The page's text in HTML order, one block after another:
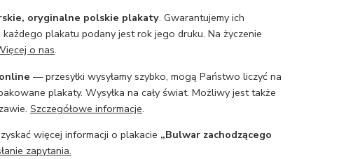
oryginalne polskie plakaty. Gwarantujemy ich
plakatu podany jest rok jego druku. Na życzenie
o nas.
— przesyłki wysyłamy szybko, mogą Państwo liczyć na
plakaty. Wysyłka na cały świat. Możliwy jest także
Szczegółowe informacje.
więcej informacji o plakacie „Bulwar zachodzącego
zapytania.